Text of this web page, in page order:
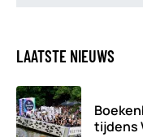
LAATSTE NIEUWS
tijdens